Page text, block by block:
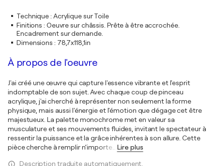
Technique: Acrylique sur Toile
Finitions : Oeuvre sur châssis. Prête à être accrochée.
Encadrement sur demande.
Dimensions : 78,7x118,1in
À propos de l'oeuvre
J'ai créé une œuvre qui capture l'essence vibrante et l'esprit
indomptable de son sujet. Avec chaque coup de pinceau
acrylique, j'ai cherché à représenter non seulement la forme
physique, mais aussi l'énergie et l'émotion que dégage cet être
majestueux. La palette monochrome met en valeur sa
musculature et ses mouvements fluides, invitant le spectateur à
ressentir la puissance et la grâce inhérentes à son allure. Cette
pièce cherche à remplir n’importe… Lire plus
Description traduite automatiquement.